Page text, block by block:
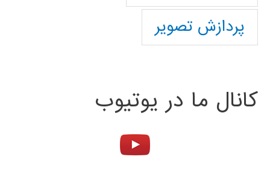
پردازش تصویر
کانال ما در یوتیوب